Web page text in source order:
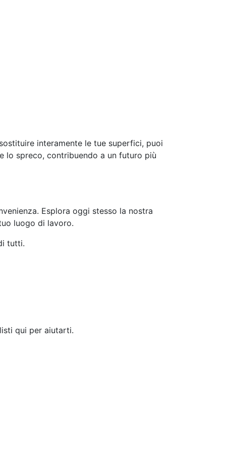
interamente le tue superfici, puoi
lo spreco, contribuendo a un futuro più
Esplora oggi stesso la nostra
luogo di lavoro.
tutti.
qui per aiutarti.